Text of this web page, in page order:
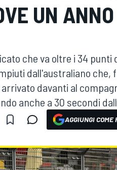
UN
che va oltre i 34 punti
dall'australiano che,
davanti al
anche a 30 secondi
AGGIUNGI COME